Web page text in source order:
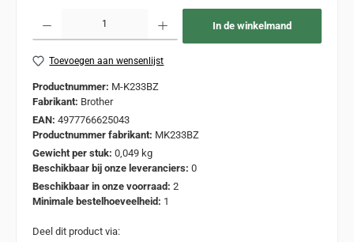
In de winkelmand
Toevoegen aan wensenlijst
Productnummer: M-K233BZ
Fabrikant: Brother
EAN: 4977766625043
Productnummer fabrikant: MK233BZ
Gewicht per stuk: 0,049 kg
Beschikbaar bij onze leveranciers: 0
Beschikbaar in onze voorraad: 2
Minimale bestelhoeveelheid: 1
Deel dit product via: